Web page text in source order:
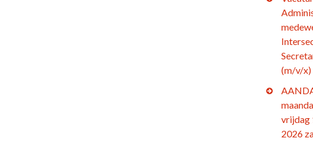
(m/v/x)
vrijdag
2026